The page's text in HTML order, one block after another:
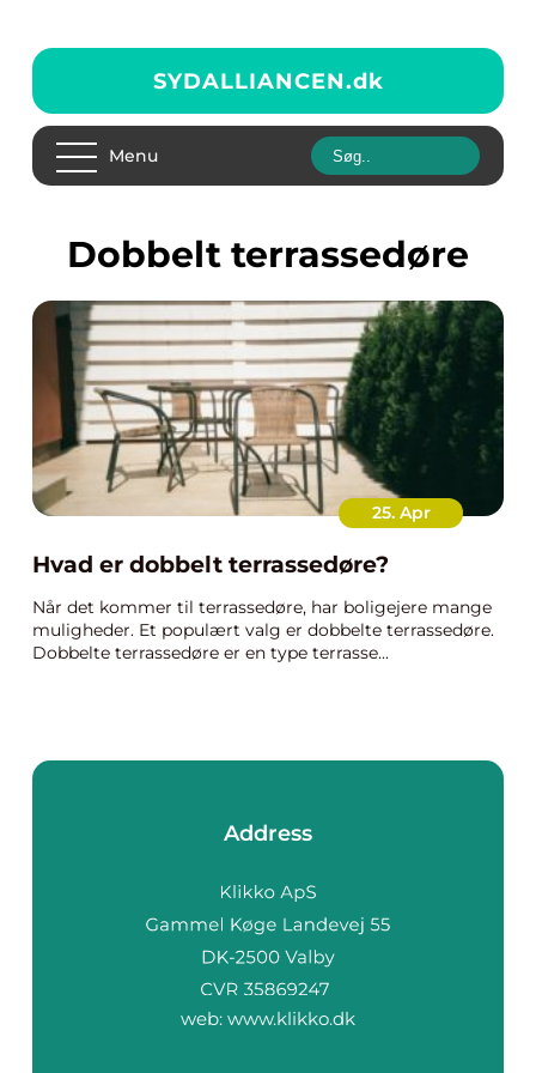
SYDALLIANCEN.dk
Menu
dobbelt terrassedøre
25. Apr
Hvad er dobbelt terrassedøre?
Når det kommer til terrassedøre, har boligejere mange
muligheder. Et populært valg er dobbelte terrassedøre.
Dobbelte terrassedøre er en type terrasse...
Address
web: www.klikko.dk